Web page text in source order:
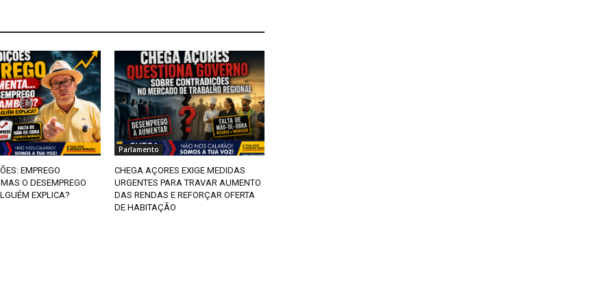
EMPREGO
O DESEMPREGO
EXPLICA?
Parlamento
CHEGA AÇORES EXIGE MEDIDAS
URGENTES PARA TRAVAR AUMENTO
DAS RENDAS E REFORÇAR OFERTA
DE HABITAÇÃO